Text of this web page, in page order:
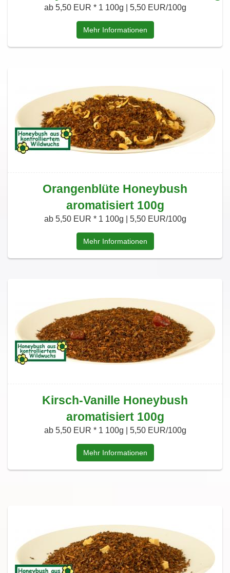
ab 5,50 EUR * 1 100g | 5,50 EUR/100g
Mehr Informationen
Orangenblüte Honeybush
aromatisiert 100g
ab 5,50 EUR * 1 100g | 5,50 EUR/100g
Mehr Informationen
Kirsch-Vanille Honeybush
aromatisiert 100g
ab 5,50 EUR * 1 100g | 5,50 EUR/100g
Mehr Informationen